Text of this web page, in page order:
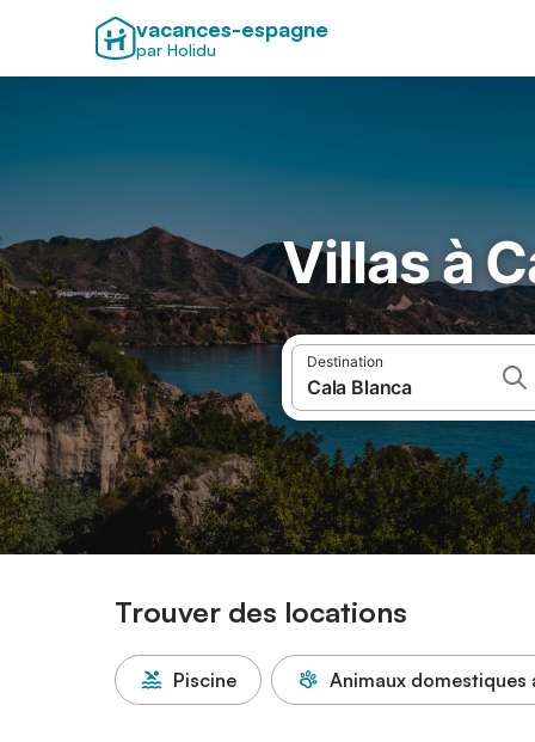
vacances-espagne
par Holidu
Villas à
Destination
Trouver des locations
Piscine Animaux domestiques